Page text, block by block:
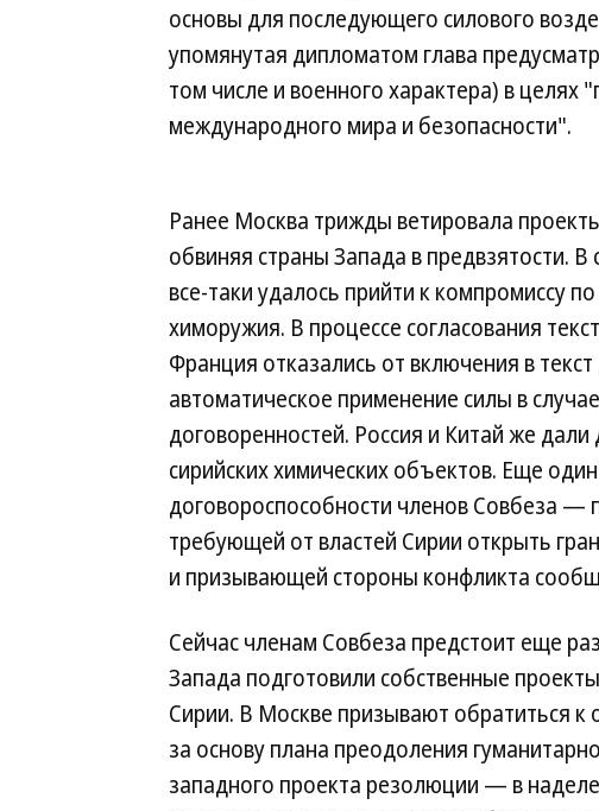
основы для последующего силового
упомянутая дипломатом глава
том числе и военного характера) в целях
международного мира и безопасности".
Ранее Москва трижды ветировала
обвиняя страны Запада в предвзятости.
все-таки удалось прийти к компромиссу
химоружия. В процессе согласования
Франция отказались от включения в
автоматическое применение силы в
договоренностей. Россия и Китай же
сирийских химических объектов. Еще
договороспособности членов Совбеза —
требующей от властей Сирии открыть
и призывающей стороны конфликта
Сейчас членам Совбеза предстоит еще
Запада подготовили собственные
Сирии. В Москве призывают обратиться
за основу плана преодоления
западного проекта резолюции — в